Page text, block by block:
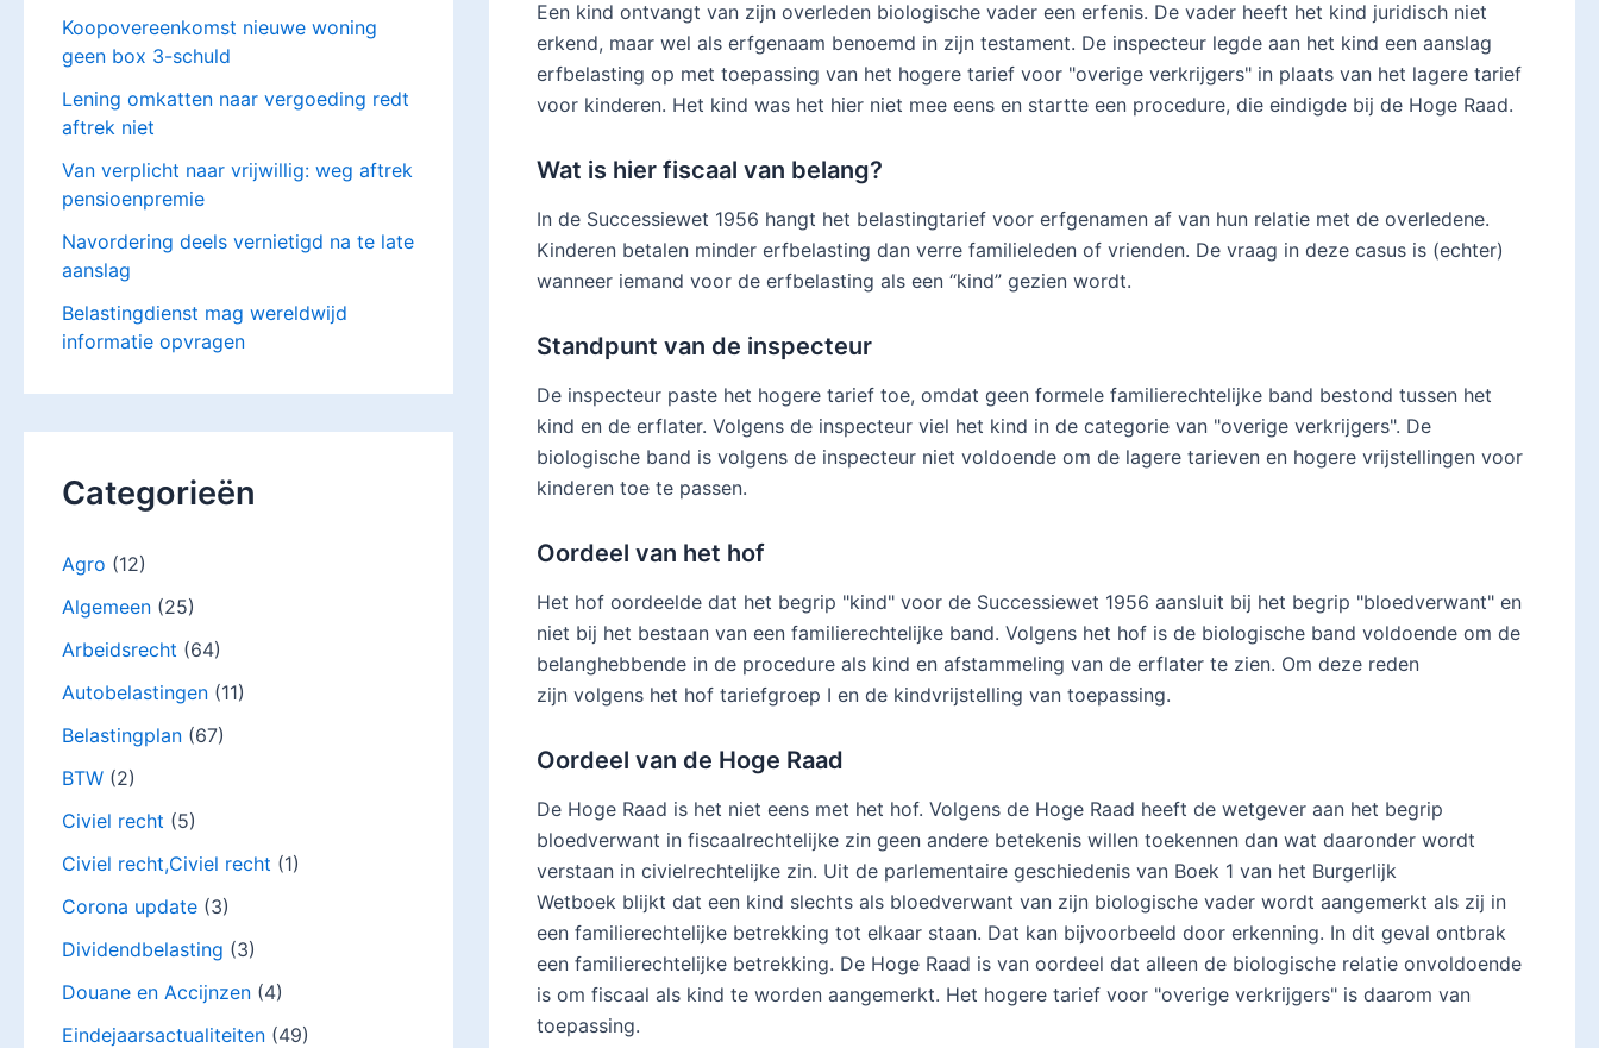
Koopovereenkomst nieuwe woning
geen box 3-schuld
Lening omkatten naar vergoeding redt
aftrek niet
Van verplicht naar vrijwillig: weg aftrek
pensioenpremie
Navordering deels vernietigd na te late
aanslag
Belastingdienst mag wereldwijd
informatie opvragen
Categorieën
Agro (12)
Algemeen (25)
Arbeidsrecht (64)
Autobelastingen (11)
Belastingplan (67)
BTW (2)
Civiel recht (5)
Civiel recht,Civiel recht (1)
Corona update (3)
Dividendbelasting (3)
Douane en Accijnzen (4)
Eindejaarsactualiteiten (49)
Een kind ontvangt van zijn overleden biologische vader een erfenis. De vader heeft het kind juridisch niet
erkend, maar wel als erfgenaam benoemd in zijn testament. De inspecteur legde aan het kind een aanslag
erfbelasting op met toepassing van het hogere tarief voor "overige verkrijgers" in plaats van het lagere tarief
voor kinderen. Het kind was het hier niet mee eens en startte een procedure, die eindigde bij de Hoge Raad.
Wat is hier fiscaal van belang?
In de Successiewet 1956 hangt het belastingtarief voor erfgenamen af van hun relatie met de overledene.
Kinderen betalen minder erfbelasting dan verre familieleden of vrienden. De vraag in deze casus is (echter)
wanneer iemand voor de erfbelasting als een “kind” gezien wordt.
Standpunt van de inspecteur
De inspecteur paste het hogere tarief toe, omdat geen formele familierechtelijke band bestond tussen het
kind en de erflater. Volgens de inspecteur viel het kind in de categorie van "overige verkrijgers". De
biologische band is volgens de inspecteur niet voldoende om de lagere tarieven en hogere vrijstellingen voor
kinderen toe te passen.
Oordeel van het hof
Het hof oordeelde dat het begrip "kind" voor de Successiewet 1956 aansluit bij het begrip "bloedverwant" en
niet bij het bestaan van een familierechtelijke band. Volgens het hof is de biologische band voldoende om de
belanghebbende in de procedure als kind en afstammeling van de erflater te zien. Om deze reden
zijn volgens het hof tariefgroep I en de kindvrijstelling van toepassing.
Oordeel van de Hoge Raad
De Hoge Raad is het niet eens met het hof. Volgens de Hoge Raad heeft de wetgever aan het begrip
bloedverwant in fiscaalrechtelijke zin geen andere betekenis willen toekennen dan wat daaronder wordt
verstaan in civielrechtelijke zin. Uit de parlementaire geschiedenis van Boek 1 van het Burgerlijk
Wetboek blijkt dat een kind slechts als bloedverwant van zijn biologische vader wordt aangemerkt als zij in
een familierechtelijke betrekking tot elkaar staan. Dat kan bijvoorbeeld door erkenning. In dit geval ontbrak
een familierechtelijke betrekking. De Hoge Raad is van oordeel dat alleen de biologische relatie onvoldoende
is om fiscaal als kind te worden aangemerkt. Het hogere tarief voor "overige verkrijgers" is daarom van
toepassing.